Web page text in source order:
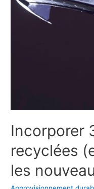
Incorporer
recyclées
les